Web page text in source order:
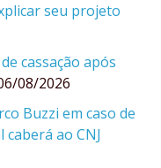
seu projeto
cassação após
08/2026
Buzzi em caso de
ao CNJ